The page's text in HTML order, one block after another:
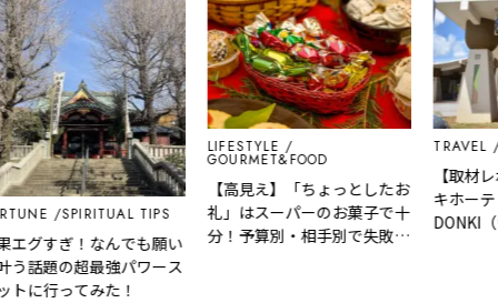
SPIRITUAL TIPS
すぎ！なんでも願い
題の超最強パワース
行ってみた！
LIFESTYLE
GOURMET&FOOD
【高見え】「ちょっとしたお
礼」はスーパーのお菓子で十
分！予算別・相手別で失敗し
ない気の利いた手土産リスト
TRAVEL
【取材レポ
キホーテ「
DONKI（ヴ